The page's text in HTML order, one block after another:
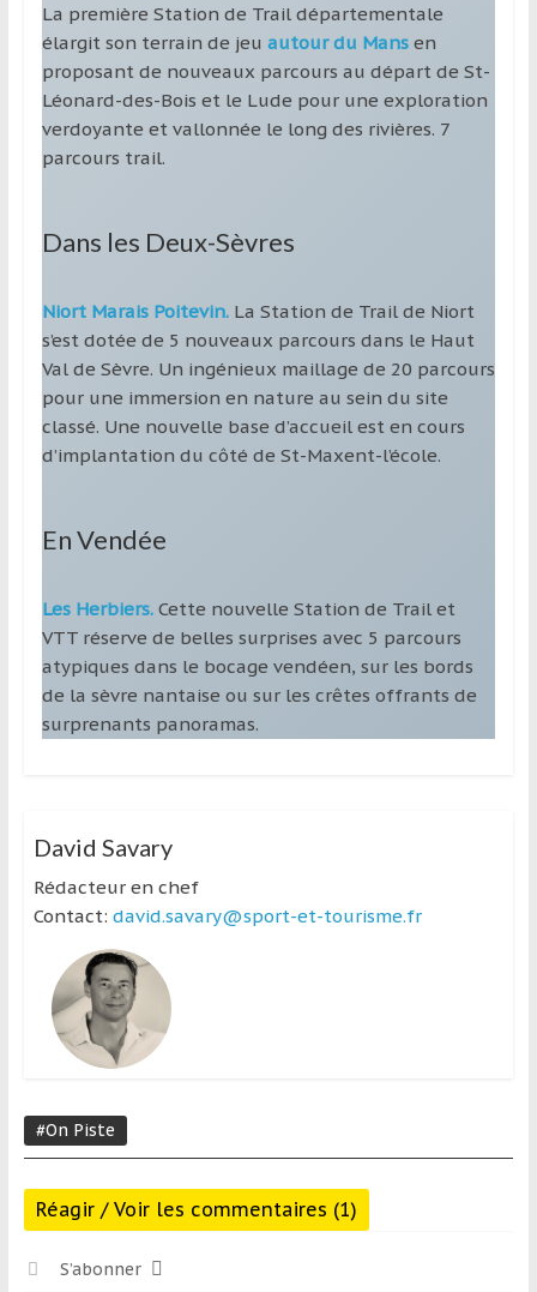
La première Station de Trail départementale
élargit son terrain de jeu autour du Mans en
proposant de nouveaux parcours au départ de St-
Léonard-des-Bois et le Lude pour une exploration
verdoyante et vallonnée le long des rivières. 7
parcours trail.
Dans les Deux-Sèvres
Niort Marais Poitevin. La Station de Trail de Niort
s’est dotée de 5 nouveaux parcours dans le Haut
Val de Sèvre. Un ingénieux maillage de 20 parcours
pour une immersion en nature au sein du site
classé. Une nouvelle base d’accueil est en cours
d’implantation du côté de St-Maxent-l’école.
En Vendée
Les Herbiers.Cette nouvelle Station de Trail et
VTT réserve de belles surprises avec 5 parcours
atypiques dans le bocage vendéen, sur les bords
de la sèvre nantaise ou sur les crêtes offrants de
surprenants panoramas.
David Savary
Rédacteur en chef
Contact: david.savary@sport-et-tourisme.fr
#On Piste
Réagir / Voir les commentaires (1)
S’abonner